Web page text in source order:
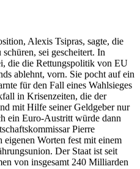
Alexis Tsipras, sagte, die
sei gescheitert. In
die die Rettungspolitik von EU
ablehnt, vorn. Sie pocht auf ein
für den Fall eines Wahlsieges
in Krisenzeiten, die der
mit Hilfe seiner Geldgeber nur
ein Euro-Austritt würde dann
Pierre
Worten fest mit einem
Der Staat ist seit
von insgesamt 240 Milliarden